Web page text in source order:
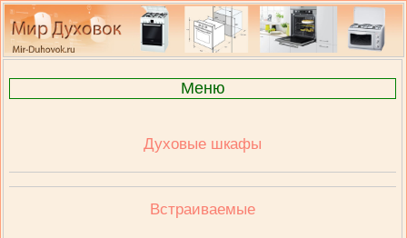
Меню
Духовые шкафы
Встраиваемые